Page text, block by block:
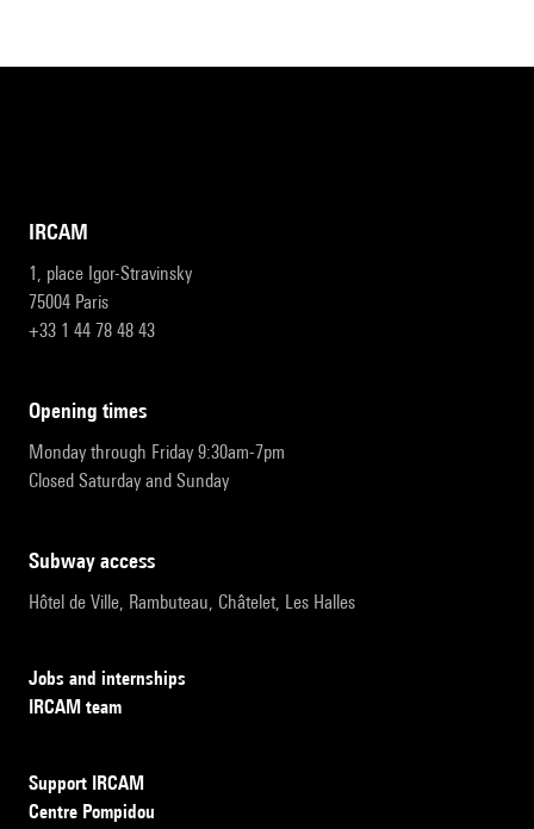
IRCAM
1, place Igor-Stravinsky
75004 Paris
+33 1 44 78 48 43
opening times
Monday through Friday 9:30am-7pm
Closed Saturday and Sunday
subway access
Hôtel de Ville, Rambuteau, Châtelet, Les Halles
Jobs and internships
IRCAM team
Support IRCAM
Centre Pompidou